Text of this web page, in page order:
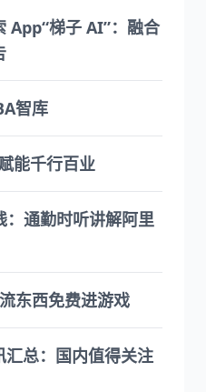
App“梯子 AI”：融合
智库
能千行百业
通勤时听讲解阿里
东西免费进游戏
总：国内值得关注